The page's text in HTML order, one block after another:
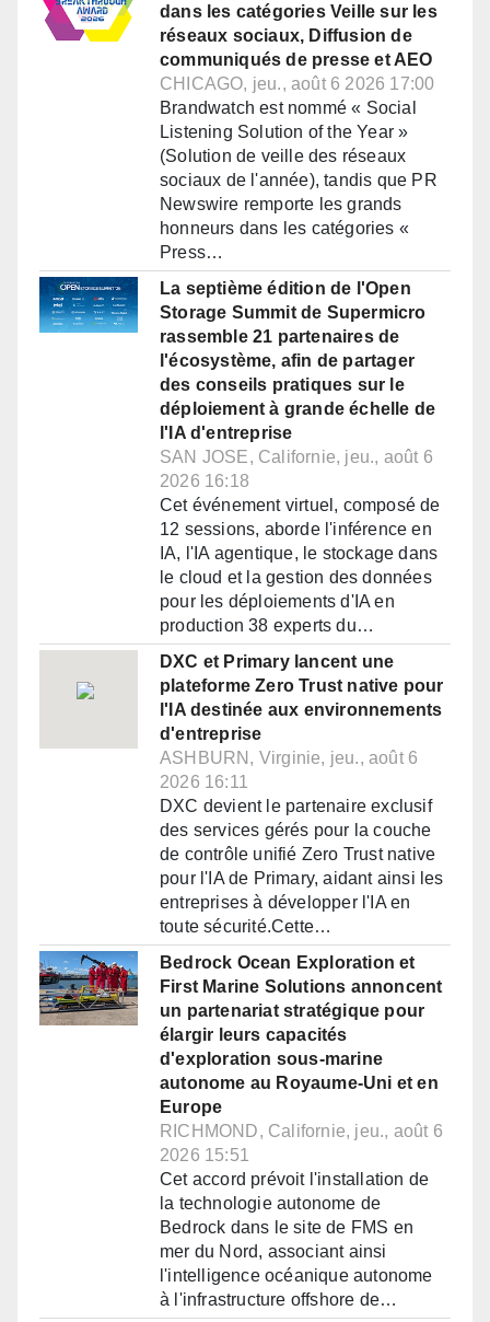
dans les catégories Veille sur les
réseaux sociaux, Diffusion de
communiqués de presse et AEO
CHICAGO, jeu., août 6 2026 17:00
Brandwatch est nommé « Social
Listening Solution of the Year »
(Solution de veille des réseaux
sociaux de l'année), tandis que PR
Newswire remporte les grands
honneurs dans les catégories «
Press…
La septième édition de l'Open
Storage Summit de Supermicro
rassemble 21 partenaires de
l'écosystème, afin de partager
des conseils pratiques sur le
déploiement à grande échelle de
l'IA d'entreprise
SAN JOSE, Californie, jeu., août 6
2026 16:18
Cet événement virtuel, composé de
12 sessions, aborde l'inférence en
IA, l'IA agentique, le stockage dans
le cloud et la gestion des données
pour les déploiements d'IA en
production 38 experts du…
DXC et Primary lancent une
plateforme Zero Trust native pour
l'IA destinée aux environnements
d'entreprise
ASHBURN, Virginie, jeu., août 6
2026 16:11
DXC devient le partenaire exclusif
des services gérés pour la couche
de contrôle unifié Zero Trust native
pour l'IA de Primary, aidant ainsi les
entreprises à développer l'IA en
toute sécurité.Cette…
Bedrock Ocean Exploration et
First Marine Solutions annoncent
un partenariat stratégique pour
élargir leurs capacités
d'exploration sous-marine
autonome au Royaume-Uni et en
Europe
RICHMOND, Californie, jeu., août 6
2026 15:51
Cet accord prévoit l'installation de
la technologie autonome de
Bedrock dans le site de FMS en
mer du Nord, associant ainsi
l'intelligence océanique autonome
à l'infrastructure offshore de…